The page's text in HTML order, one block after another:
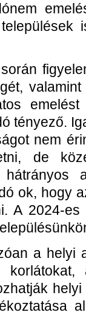
emelést
tényező.
nem
de
ok, hogy
A 2024-
a helyi